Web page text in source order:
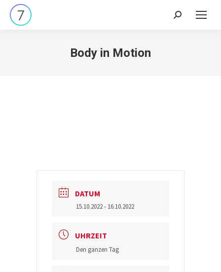
Search:
Body in Motion
DATUM
15.10.2022- 16.10.2022
UHRZEIT
Den ganzen Tag